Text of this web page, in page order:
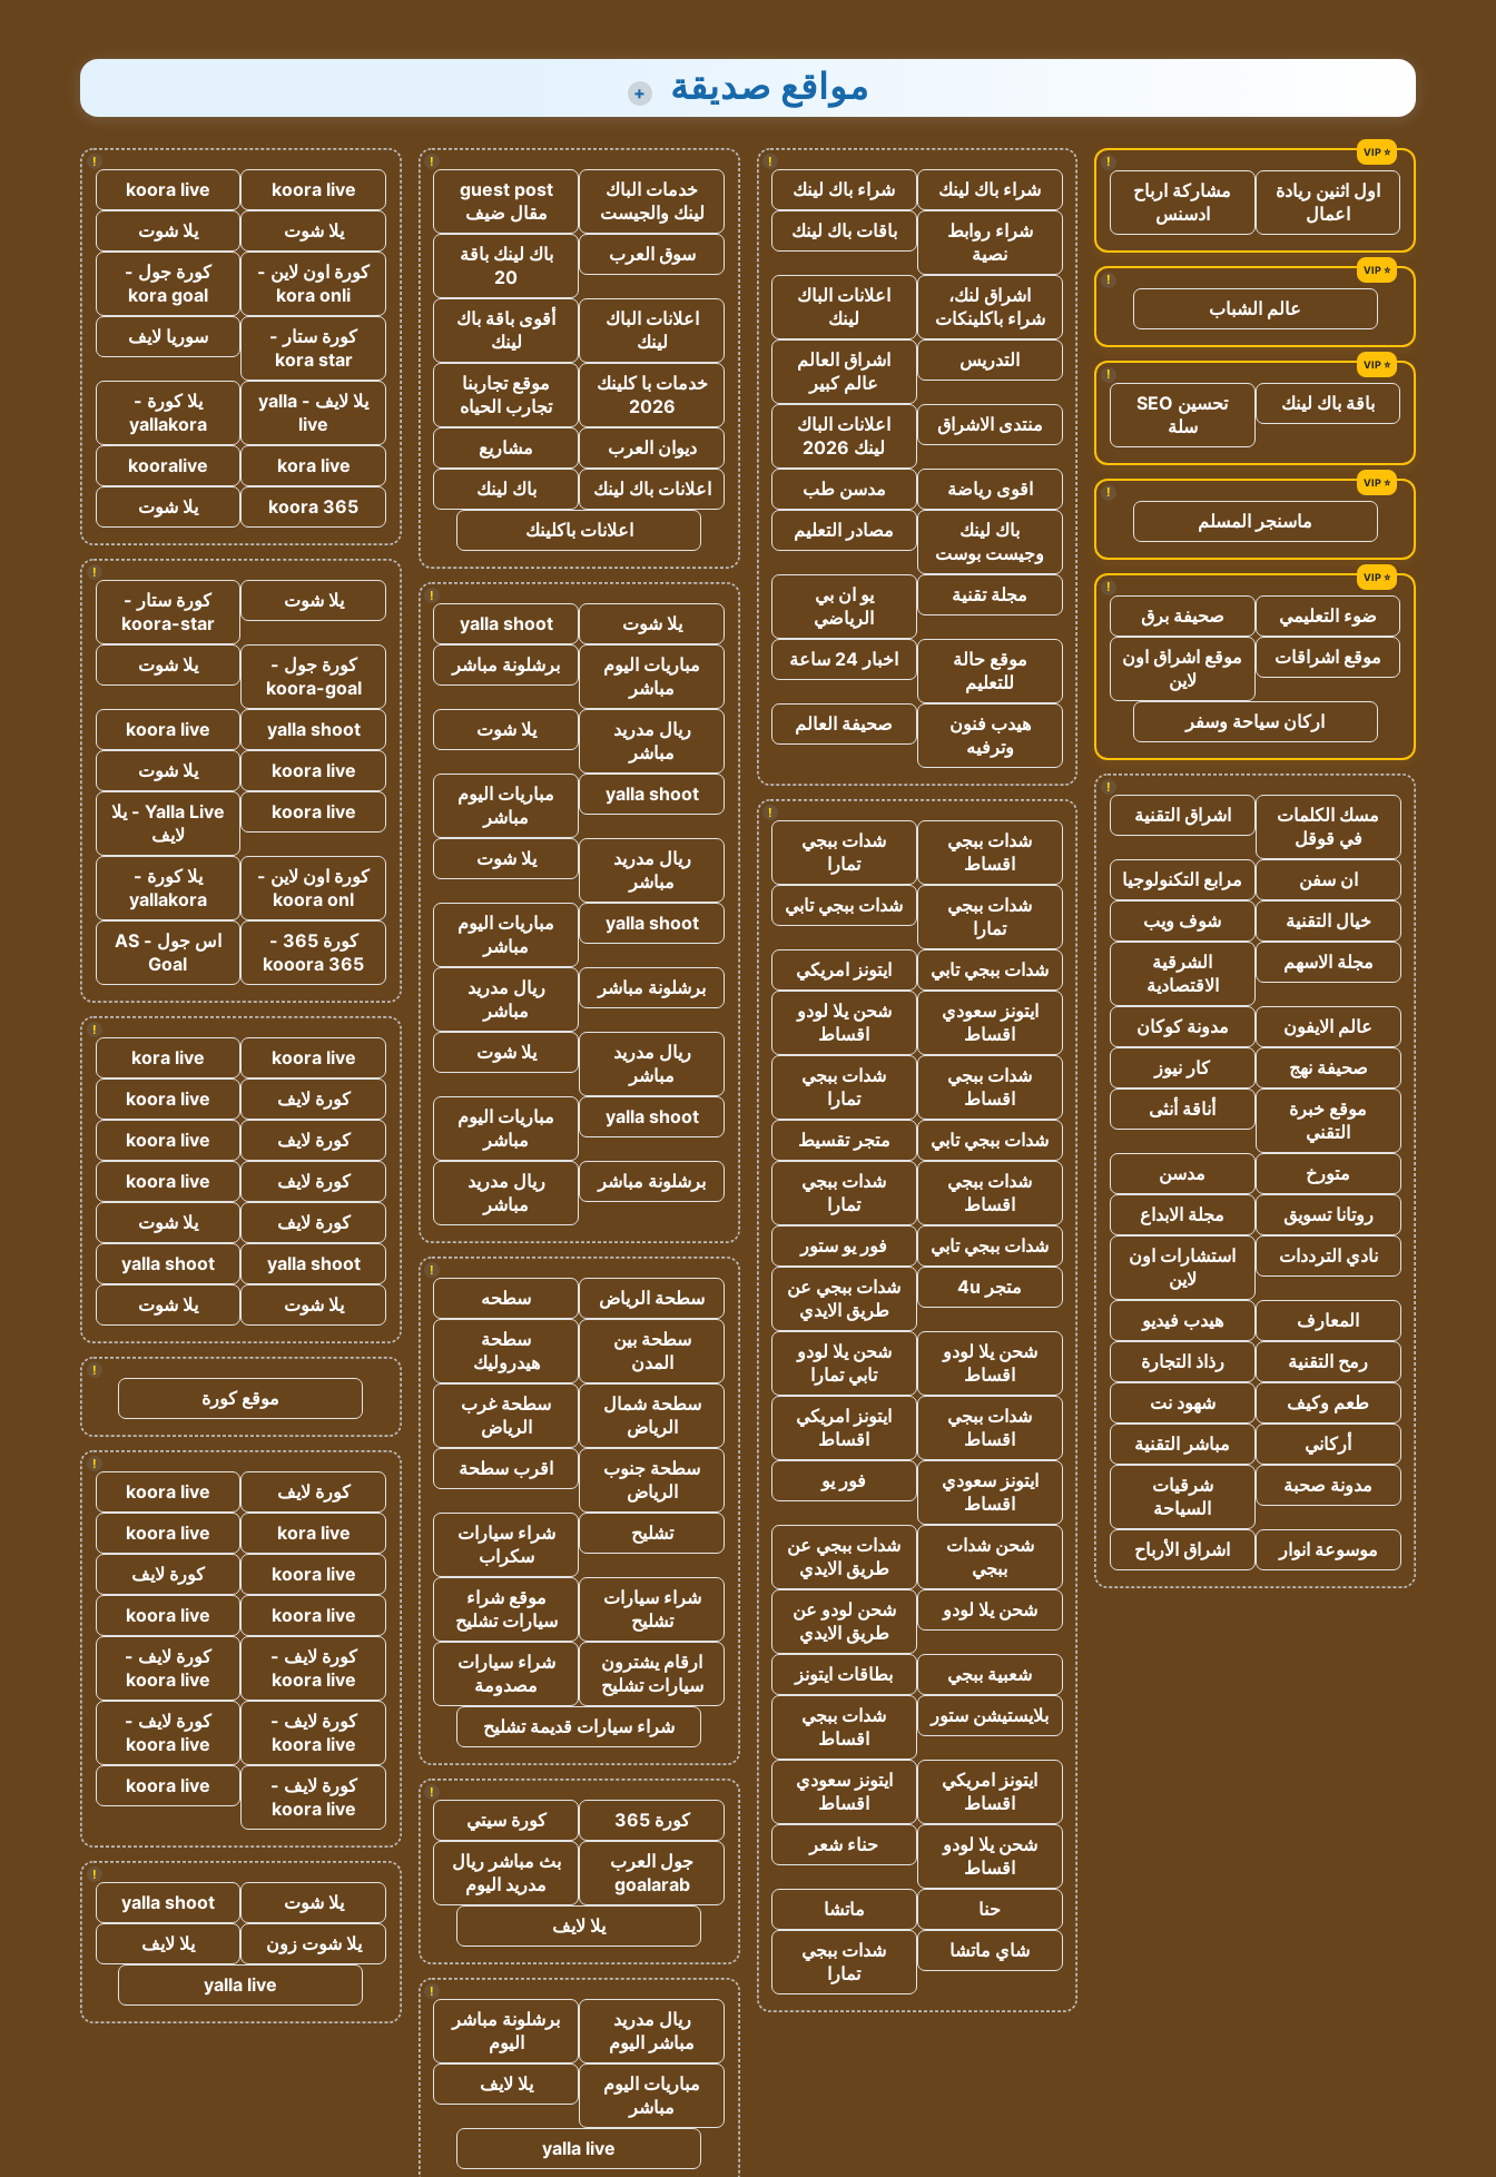
مواقع صديقة +
!
اول اثنين ريادة
اعمال
مشاركة ارباح
ادسنس
!
عالم الشباب
!
باقة باك لينك
تحسين SEO
سلة
!
ماسنجر المسلم
!
ضوء التعليمي
صحيفة برق
موقع اشراقات
موقع اشراق اون
لاين
اركان سياحة وسفر
!
مسك الكلمات
في قوقل
اشراق التقنية
ان سفن
مرابع التكنولوجيا
خيال التقنية
شوف ويب
مجلة الاسهم
الشرقية
الاقتصادية
عالم الايفون
مدونة كوكان
صحيفة نهج
كار نيوز
موقع خبرة
التقني
أناقة أنثى
متورخ
مدسن
روتانا تسويق
مجلة الابداع
نادي الترددات
استشارات اون
لاين
المعارف
هيدب فيديو
رمح التقنية
رذاذ التجارة
طعم وكيف
شهود نت
أركاني
مباشر التقنية
مدونة صحبة
شرقيات
السياحة
موسوعة انوار
اشراق الأرباح
!
شراء باك لينك
شراء باك لينك
شراء روابط
نصية
باقات باك لينك
اشراق لنك،
شراء باكلينكات
اعلانات الباك
لينك
التدريس
اشراق العالم
عالم كبير
منتدى الاشراق
اعلانات الباك
لينك 2026
اقوى رياضة
مدسن طب
باك لينك
وجيست بوست
مصادر التعليم
مجلة تقنية
يو ان بي
الرياضي
موقع حالة
للتعليم
اخبار 24 ساعة
هيدب فنون
وترفيه
صحيفة العالم
!
شدات ببجي
اقساط
شدات ببجي
تمارا
شدات ببجي
تمارا
شدات ببجي تابي
شدات ببجي تابي
ايتونز امريكي
ايتونز سعودي
اقساط
شحن يلا لودو
اقساط
شدات ببجي
اقساط
شدات ببجي
تمارا
شدات ببجي تابي
متجر تقسيط
شدات ببجي
اقساط
شدات ببجي
تمارا
شدات ببجي تابي
فور يو ستور
متجر 4u
شدات ببجي عن
طريق الايدي
شحن يلا لودو
اقساط
شحن يلا لودو
تابي تمارا
شدات ببجي
اقساط
ايتونز امريكي
اقساط
ايتونز سعودي
اقساط
فور يو
شحن شدات
ببجي
شدات ببجي عن
طريق الايدي
شحن يلا لودو
شحن لودو عن
طريق الايدي
شعبية ببجي
بطاقات ايتونز
بلايستيشن ستور
شدات ببجي
اقساط
ايتونز امريكي
اقساط
ايتونز سعودي
اقساط
شحن يلا لودو
اقساط
حناء شعر
حنا
ماتشا
شاي ماتشا
شدات ببجي
تمارا
!
خدمات الباك
لينك والجيست
guest post
مقال ضيف
سوق العرب
باك لينك باقة
20
اعلانات الباك
لينك
أقوى باقة باك
لينك
خدمات با كلينك
2026
موقع تجاربنا
تجارب الحياه
ديوان العرب
مشاريع
اعلانات باك لينك
باك لينك
اعلانات باكلينك
!
يلا شوت
yalla shoot
مباريات اليوم
مباشر
برشلونة مباشر
ريال مدريد
مباشر
يلا شوت
yalla shoot
مباريات اليوم
مباشر
ريال مدريد
مباشر
يلا شوت
yalla shoot
مباريات اليوم
مباشر
برشلونة مباشر
ريال مدريد
مباشر
ريال مدريد
مباشر
يلا شوت
yalla shoot
مباريات اليوم
مباشر
برشلونة مباشر
ريال مدريد
مباشر
!
سطحة الرياض
سطحه
سطحة بين
المدن
سطحة
هيدروليك
سطحة شمال
الرياض
سطحة غرب
الرياض
سطحة جنوب
الرياض
اقرب سطحة
تشليح
شراء سيارات
سكراب
شراء سيارات
تشليح
موقع شراء
سيارات تشليح
ارقام يشترون
سيارات تشليح
شراء سيارات
مصدومة
شراء سيارات قديمة تشليح
!
كورة 365
كورة سيتي
جول العرب
goalarab
بث مباشر ريال
مدريد اليوم
يلا لايف
!
ريال مدريد
مباشر اليوم
برشلونة مباشر
اليوم
مباريات اليوم
مباشر
يلا لايف
yalla live
!
koora live
koora live
يلا شوت
يلا شوت
كورة اون لاين -
kora onli
كورة جول -
kora goal
كورة ستار -
kora star
سوريا لايف
يلا لايف - yalla
live
يلا كورة -
yallakora
kora live
kooralive
koora 365
يلا شوت
!
يلا شوت
كورة ستار -
koora-star
كورة جول -
koora-goal
يلا شوت
yalla shoot
koora live
koora live
يلا شوت
koora live
Yalla Live - يلا
لايف
كورة اون لاين -
koora onl
يلا كورة -
yallakora
كورة 365 -
kooora 365
اس جول - AS
Goal
!
koora live
kora live
كورة لايف
koora live
كورة لايف
koora live
كورة لايف
koora live
كورة لايف
يلا شوت
yalla shoot
yalla shoot
يلا شوت
يلا شوت
!
موقع كورة
!
كورة لايف
koora live
kora live
koora live
koora live
كورة لايف
koora live
koora live
كورة لايف -
koora live
كورة لايف -
koora live
كورة لايف -
koora live
كورة لايف -
koora live
كورة لايف -
koora live
koora live
!
يلا شوت
yalla shoot
يلا شوت زون
يلا لايف
yalla live